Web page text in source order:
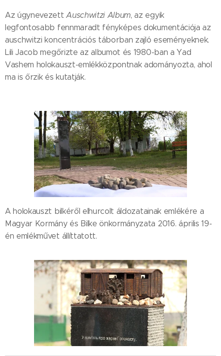
Az úgynevezettAuschwitzi Album, az egyik
legfontosabb fennmaradt fényképes dokumentációja az
auschwitzi koncentrációs táborban zajló eseményeknek.
Lili Jacob megőrizte az albumot és 1980-ban a Yad
Vashem holokauszt-emlékközpontnak adományozta, ahol
ma is őrzik és kutatják.
A holokauszt bilkéről elhurcolt áldozatainak emlékére a
Magyar Kormány és Bilke önkormányzata 2016. április 19-
én emlékművet állíttatott.